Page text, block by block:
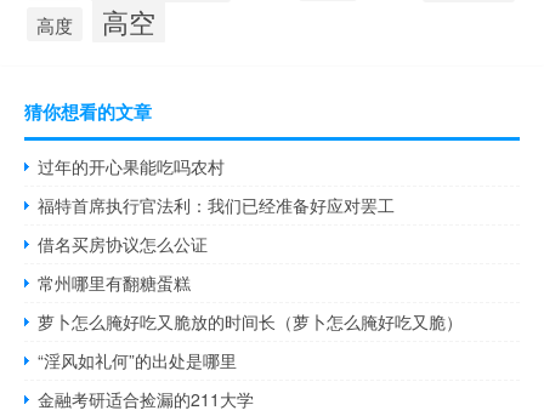
高度 高空
猜你想看的文章
过年的开心果能吃吗农村
福特首席执行官法利：我们已经准备好应对罢工
借名买房协议怎么公证
常州哪里有翻糖蛋糕
萝卜怎么腌好吃又脆放的时间长（萝卜怎么腌好吃又脆）
“淫风如礼何”的出处是哪里
金融考研适合捡漏的211大学